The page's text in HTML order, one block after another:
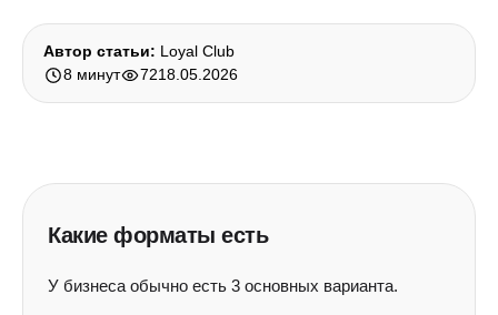
Автор статьи: Loyal Club
8 минут
7218.05.2026
Какие форматы есть
У бизнеса обычно есть 3 основных варианта.